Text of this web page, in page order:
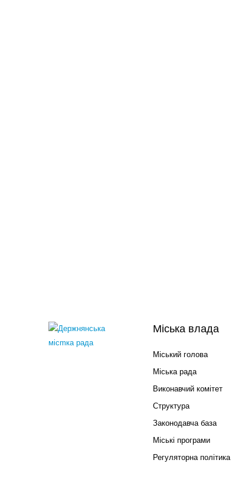
Міська влада
Міський голова
Міська рада
Виконавчий комітет
Структура
Законодавча база
Міські програми
Регуляторна політика